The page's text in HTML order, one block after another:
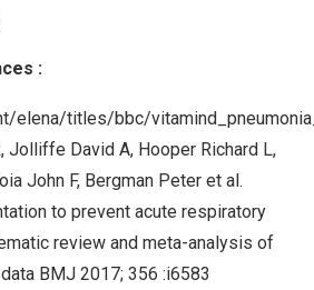
:
elena/titles/bbc/
Jolliffe David A, Hooper Richard L,
John F, Bergman Peter et al.
to prevent acute respiratory
review and meta-analysis of
BMJ 2017; 356 :i6583